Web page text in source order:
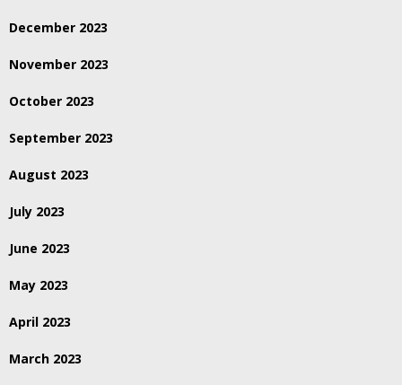
December 2023
November 2023
October 2023
September 2023
August 2023
July 2023
June 2023
May 2023
April 2023
March 2023